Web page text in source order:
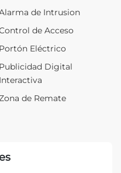
de Intrusion
de Acceso
Portón Eléctrico
Publicidad Digital
Interactiva
de Remate